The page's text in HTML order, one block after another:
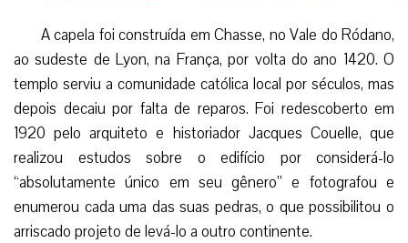
A capela foi construída em Chasse, no Vale do Ródano,
ao sudeste de Lyon, na França, por volta do ano 1420. O
templo serviu a comunidade católica local por séculos, mas
depois decaiu por falta de reparos. Foi redescoberto em
1920 pelo arquiteto e historiador Jacques Couelle, que
realizou estudos sobre o edifício por considerá-lo
“absolutamente único em seu gênero” e fotografou e
enumerou cada uma das suas pedras, o que possibilitou o
arriscado projeto de levá-lo a outro continente.